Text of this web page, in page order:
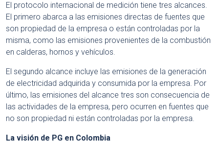
El protocolo internacional de medición tiene tres alcances.
El primero abarca a las emisiones directas de fuentes que
son propiedad de la empresa o están controladas por la
misma, como las emisiones provenientes de la combustión
en calderas, hornos y vehículos.
El segundo alcance incluye las emisiones de la generación
de electricidad adquirida y consumida por la empresa. Por
último, las emisiones del alcance tres son consecuencia de
las actividades de la empresa, pero ocurren en fuentes que
no son propiedad ni están controladas por la empresa.
La visión de PG en Colombia